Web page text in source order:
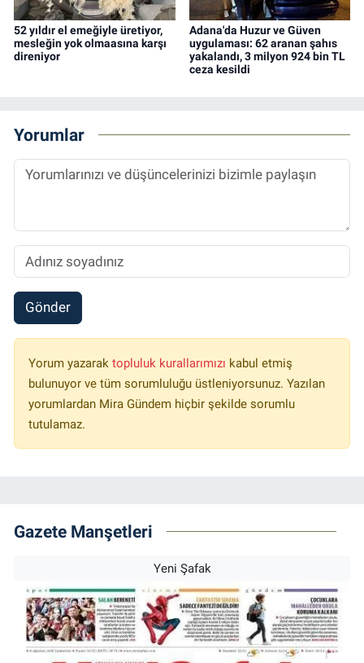
52 yıldır el emeğiyle üretiyor,
mesleğin yok olmaasına karşı
direniyor
Adana'da Huzur ve Güven
uygulaması: 62 aranan şahıs
yakalandı, 3 milyon 924 bin TL
ceza kesildi
Yorumlar
Gönder
Yorum yazarak topluluk kurallarımızı kabul etmiş
bulunuyor ve tüm sorumluluğu üstleniyorsunuz. Yazılan
yorumlardan Mira Gündem hiçbir şekilde sorumlu
tutulamaz.
Gazete Manşetleri
Yeni Şafak